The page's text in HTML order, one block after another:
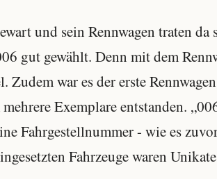
und sein Rennwagen traten
gut gewählt. Denn mit dem
war es der erste
Exemplare entstanden.
Fahrgestellnummer - wie es
Fahrzeuge waren